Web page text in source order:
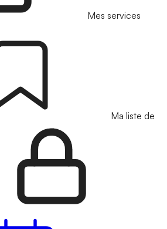
Mes services
Ma liste de